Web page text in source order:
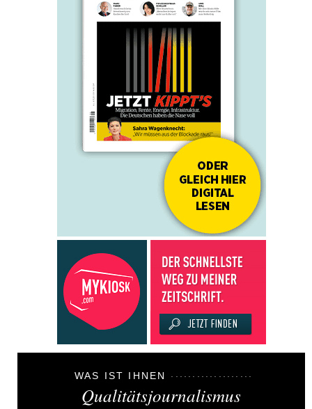
WAS IST IHNEN
Qualitätsjournalismus